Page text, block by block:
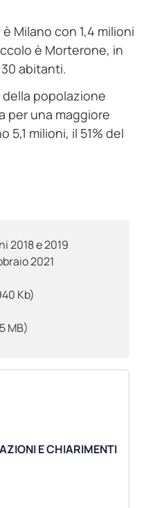
2018 e 2019
2021
Kb)
MB)
E CHIARIMENTI
Milano con 1,4 milioni
è Morterone, in
abitanti.
popolazione
per una maggiore
5,1 milioni, il 51% del